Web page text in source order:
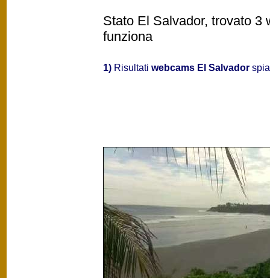
Stato El Salvador, trovato 3
funziona
1) Risultati webcams El Salvador